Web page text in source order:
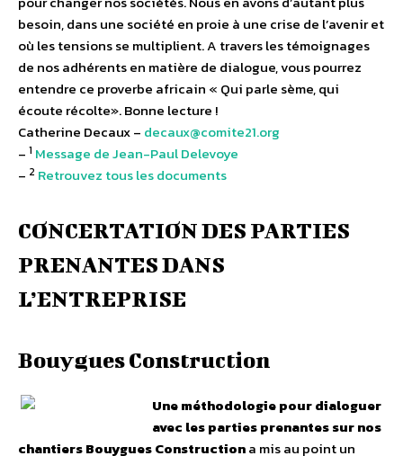
besoin, dans une société en proie à une crise de l’avenir et
où les tensions se multiplient. A travers les témoignages
de nos adhérents en matière de dialogue, vous pourrez
entendre ce proverbe africain « Qui parle sème, qui
écoute récolte». Bonne lecture !
Catherine Decaux – decaux@comite21.org
– 1 Message de Jean-Paul Delevoye
– 2 Retrouvez tous les documents
CONCERTATION DES PARTIES
PRENANTES DANS
L’ENTREPRISE
Bouygues Construction
Une méthodologie pour dialoguer
avec les parties prenantes sur nos
chantiersBouygues Constructiona mis au point un